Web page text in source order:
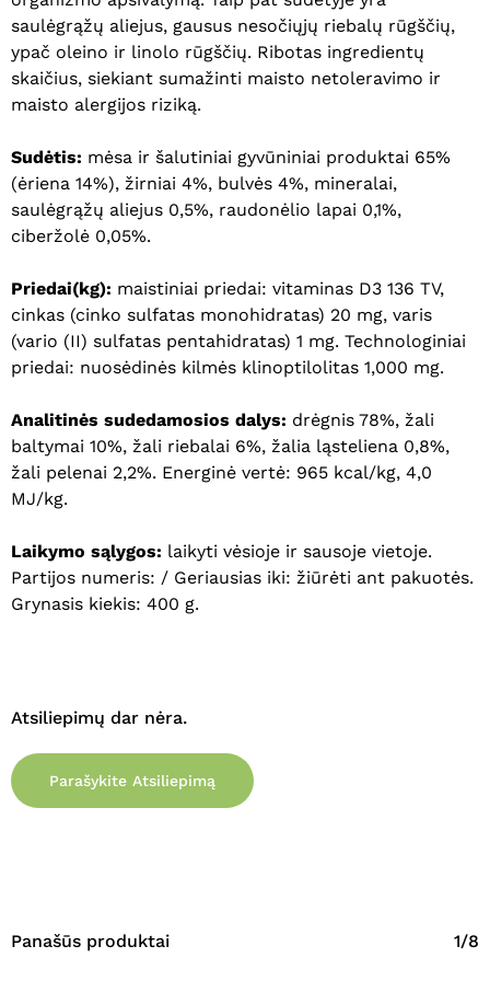
Krepšelyje nėra produktų.
Eiti Į Parduotuvę
saulėgrąžų aliejus, gausus nesočiųjų riebalų rūgščių,
ypač oleino ir linolo rūgščių. Ribotas ingredientų
skaičius, siekiant sumažinti maisto netoleravimo ir
maisto alergijos riziką.
Sudėtis: mėsa ir šalutiniai gyvūniniai produktai 65%
(ėriena 14%), žirniai 4%, bulvės 4%, mineralai,
saulėgrąžų aliejus 0,5%, raudonėlio lapai 0,1%,
ciberžolė 0,05%.
Priedai(kg): maistiniai priedai: vitaminas D3 136 TV,
cinkas (cinko sulfatas monohidratas) 20 mg, varis
(vario (II) sulfatas pentahidratas) 1 mg. Technologiniai
priedai: nuosėdinės kilmės klinoptilolitas 1,000 mg.
Analitinės sudedamosios dalys: drėgnis 78%, žali
baltymai 10%, žali riebalai 6%, žalia ląsteliena 0,8%,
žali pelenai 2,2%. Energinė vertė: 965 kcal/kg, 4,0
MJ/kg.
Laikymo sąlygos: laikyti vėsioje ir sausoje vietoje.
Partijos numeris: / Geriausias iki: žiūrėti ant pakuotės.
Grynasis kiekis: 400 g.
Atsiliepimų dar nėra.
Parašykite Atsiliepimą
Panašūs produktai 1/8